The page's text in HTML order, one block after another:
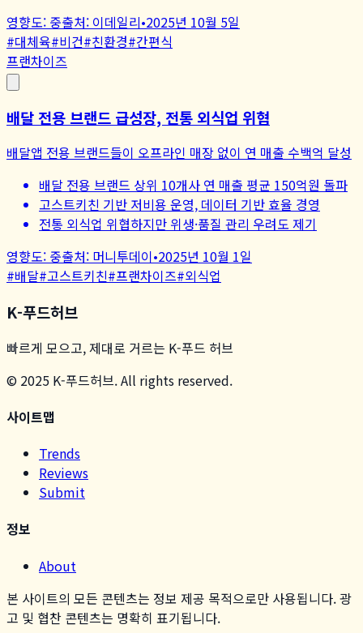
영향도: 중출처: 이데일리•2025년 10월 5일
#대체육#비건#친환경#간편식
프랜차이즈
배달 전용 브랜드 급성장, 전통 외식업 위협
배달앱 전용 브랜드들이 오프라인 매장 없이 연 매출 수백억 달성
배달 전용 브랜드 상위 10개사 연 매출 평균 150억원 돌파
고스트키친 기반 저비용 운영, 데이터 기반 효율 경영
전통 외식업 위협하지만 위생·품질 관리 우려도 제기
영향도: 중출처: 머니투데이•2025년 10월 1일
#배달#고스트키친#프랜차이즈#외식업
K-푸드허브
빠르게 모으고, 제대로 거르는 K-푸드 허브
© 2025 K-푸드허브. All rights reserved.
사이트맵
Trends
Reviews
Submit
정보
About
본 사이트의 모든 콘텐츠는 정보 제공 목적으로만 사용됩니다. 광
고 및 협찬 콘텐츠는 명확히 표기됩니다.